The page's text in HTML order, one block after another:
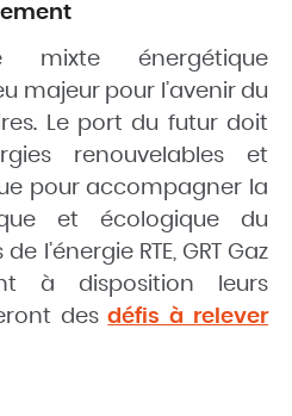
mixte énergétique
majeur pour l’avenir du
Le port du futur doit
renouvelables et
pour accompagner la
et écologique du
l’énergie RTE, GRT Gaz
à disposition leurs
desdéfis à relever